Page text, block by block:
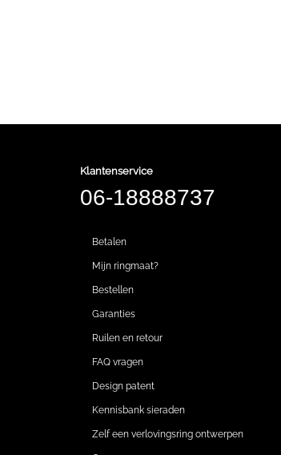
Klantenservice
06-18888737
Betalen
Mijn ringmaat?
Bestellen
Garanties
Ruilen en retour
FAQ vragen
Design patent
Kennisbank sieraden
Zelf een verlovingsring ontwerpen